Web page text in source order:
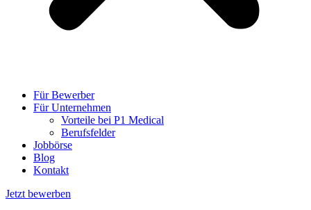
Für Bewerber
Für Unternehmen
Vorteile bei P1 Medical
Berufsfelder
Jobbörse
Blog
Kontakt
Jetzt bewerben